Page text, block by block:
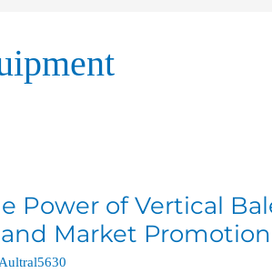
Power of Vertical
Market
Aultral5630